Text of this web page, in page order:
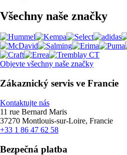
Všechny naše značky
Objevte všechny naše značky
Zákaznický servis ve Francie
Kontaktujte nás
11 rue Bernard Maris
37270 Montlouis-sur-Loire, Francie
+33 1 86 47 62 58
Bezpečná platba